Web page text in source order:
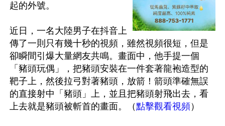
起的外號。
近日，一名大陸男子在抖音上
傳了一則只有幾十秒的視頻，雖然視頻很短，但是
卻瞬間引爆大量網友共鳴。畫面中，他手提一個
「豬頭玩偶」，把豬頭安裝在一件套著龍袍造型的
靶子上，然後拉弓對著豬頭，放箭！箭頭準確無誤
的直接射中「豬頭」上，並且把豬頭射飛出去，看
上去就是豬頭被斬首的畫面。（點擊觀看視頻）